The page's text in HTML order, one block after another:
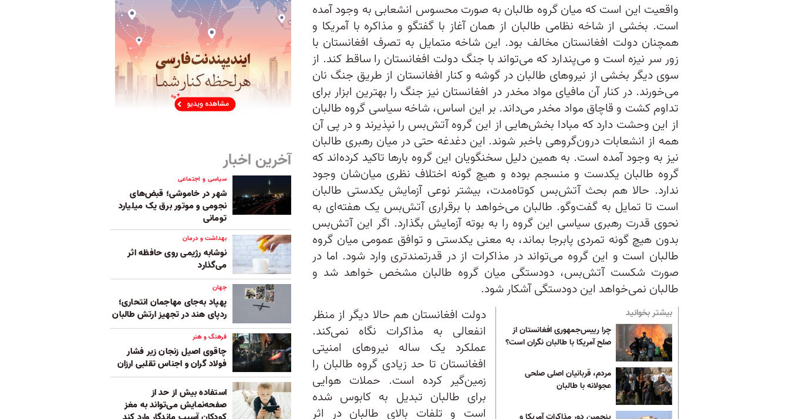
واقعیت این است که میان گروه طالبان به صورت محسوس انشعابی به وجود آمده
است. بخشی از شاخه نظامی‌ طالبان از همان آغاز با گفتگو و مذاکره با آمریکا و
همچنان دولت افغانستان مخالف بود. این شاخه متمایل به تصرف افغانستان با
زور سر نیزه است و می‌پندارد که می‌تواند با جنگ دولت افغانستان را ساقط کند. از
سوی دیگر بخشی از نیرو‌های طالبان در گوشه و کنار افغانستان از طریق جنگ نان
می‌خورند. در کنار آن مافیای مواد مخدر در افغانستان نیز جنگ را بهترین ابزار برای
تداوم کشت و قاچاق مواد مخدر می‌داند. بر این اساس، شاخه سیاسی گروه طالبان
از این وحشت دارد که مبادا بخش‌هایی از این گروه آتش‌بس را نپذیرند و در پی آن
همه از انشعابات درون‌گروهی باخبر شوند. این دغدغه حتی در میان رهبری طالبان
نیز به وجود آمده است. به همین دلیل سخنگویان این گروه بار‌ها تاکید کرده‌اند که
گروه طالبان یکدست و منسجم بوده و هیچ گونه اختلاف نظری میان‌شان وجود
ندارد. حالا هم بحث آتش‌بس کوتاه‌مدت، بیشتر نوعی آزمایش یکدستی طالبان
است تا تمایل به گفت‌وگو. طالبان می‌خواهد با برقراری آتش‌بس یک هفته‌ای به
نحوی قدرت رهبری سیاسی این گروه را به بوته آزمایش بگذارد. اگر این آتش‌بس
بدون هیچ گونه تمردی پابرجا بماند، به معنی یکدستی و توافق عمومی ‌میان گروه
طالبان است و این گروه می‌تواند در مذاکرات از در قدرتمندتری وارد شود. اما در
صورت شکست آتش‌بس، دودستگی میان گروه طالبان مشخص خواهد شد و
طالبان نمی‌خواهد این دودستگی آشکار شود.
بیشتر بخوانید
چرا رییس‌جمهوری افغانستان از
صلح آمریکا با طالبان نگران است؟
مردم، قربانیان اصلی صلحی
عجولانه با طالبان
دولت افغانستان هم حالا دیگر از منظر
انفعالی به مذاکرات نگاه نمی‌کند.
عملکرد یک ساله نیرو‌های امنیتی
افغانستان تا حد زیادی گروه طالبان را
زمین‌گیر کرده است. حملات هوایی
برای طالبان تبدیل به کابوس شده
است و تلفات بالای طالبان در اثر
آخرین اخبار
سیاسی و اجتماعی
شهر در خاموشی؛ قبض‌های
نجومی و موتور برق یک میلیارد
تومانی
بهداشت و درمان
نوشابه رژیمی روی حافظه اثر
می‌گذارد
جهان
پهپاد به‌جای مهاجمان انتحاری؛
ردپای هند در تجهیز ارتش طالبان
فرهنگ و هنر
چاقوی اصیل زنجان زیر فشار
فولاد گران و اجناس تقلبی ارزان
استفاده بیش از حد از
صفحه‌نمایش می‌تواند به مغز